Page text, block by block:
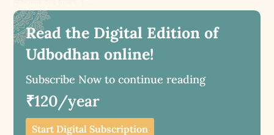
Read the Digital Edition of
Udbodhan online!
Subscribe Now to continue reading
₹120/year
Start Digital Subscription